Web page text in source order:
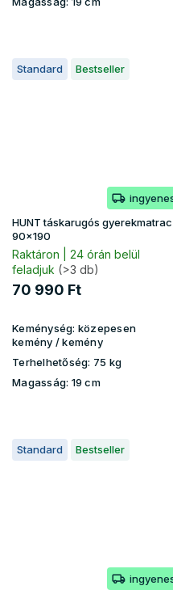
Standard Bestseller
HUNT táskarugós gyerekmatrac
90x190
Raktáron | 24 órán belül
feladjuk (>3 db)
70 990 Ft
Keménység: közepesen
kemény / kemény
Terhelhetőség: 75 kg
Magasság: 19 cm
Standard Bestseller